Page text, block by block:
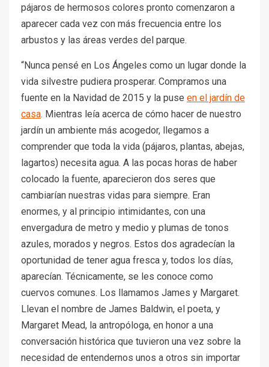
pájaros de hermosos colores pronto comenzaron a
aparecer cada vez con más frecuencia entre los
arbustos y las áreas verdes del parque.
“Nunca pensé en Los Ángeles como un lugar donde la
vida silvestre pudiera prosperar. Compramos una
fuente en la Navidad de 2015 y la puse en el jardín de
casa. Mientras leía acerca de cómo hacer de nuestro
jardín un ambiente más acogedor, llegamos a
comprender que toda la vida (pájaros, plantas, abejas,
lagartos) necesita agua. A las pocas horas de haber
colocado la fuente, aparecieron dos seres que
cambiarían nuestras vidas para siempre. Eran
enormes, y al principio intimidantes, con una
envergadura de metro y medio y plumas de tonos
azules, morados y negros. Estos dos agradecían la
oportunidad de tener agua fresca y, todos los días,
aparecían. Técnicamente, se les conoce como
cuervos comunes. Los llamamos James y Margaret.
Llevan el nombre de James Baldwin, el poeta, y
Margaret Mead, la antropóloga, en honor a una
conversación histórica que tuvieron una vez sobre la
necesidad de entendernos unos a otros sin importar